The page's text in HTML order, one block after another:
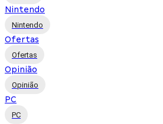
Nintendo
Nintendo
Ofertas
Ofertas
Opinião
Opinião
PC
PC